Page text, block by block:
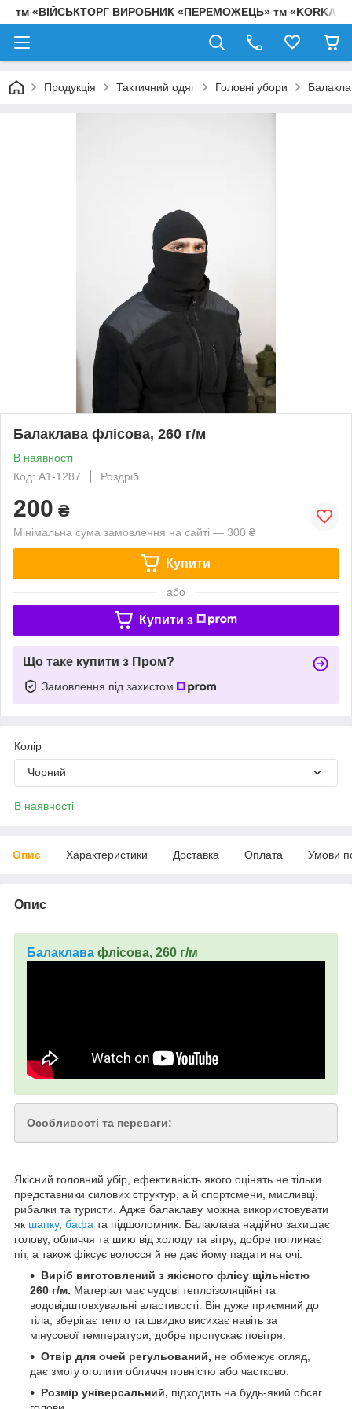
тм «ВІЙСЬКТОРГ ВИРОБНИК «ПЕРЕМОЖЕЦЬ» тм «KORKA»
Продукція Тактичний одяг Головні убори
Балаклава флісова, 260 г/м
В наявності
Код: А1-1287
Роздріб
200 ₴
Мінімальна сума замовлення на сайті — 300 ₴
Купити
або
Купити з
Що таке купити з Пром?
Замовлення під захистом
Колір
Чорний
В наявності
Опис Характеристики Доставка Оплата Умови
Опис
Балаклава флісова, 260 г/м
Особливості та переваги:
Якісний головний убір, ефективність якого оцінять не тільки
представники силових структур, а й спортсмени, мисливці,
рибалки та туристи. Адже балаклаву можна використовувати
як шапку, бафа та підшоломник. Балаклава надійно захищає
голову, обличчя та шию від холоду та вітру, добре поглинає
піт, а також фіксує волосся й не дає йому падати на очі.
Виріб виготовлений з якісного флісу щільністю
260 г/м. Матеріал має чудові теплоізоляційні та
водовідштовхувальні властивості. Він дуже приємний до
тіла, зберігає тепло та швидко висихає навіть за
мінусової температури, добре пропускає повітря.
Отвір для очей регульований, не обмежує огляд,
дає змогу оголити обличчя повністю або частково.
Розмір універсальний, підходить на будь-який обсяг